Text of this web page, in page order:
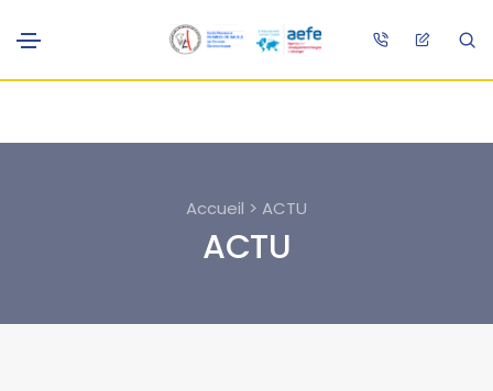
Accueil > ACTU
ACTU